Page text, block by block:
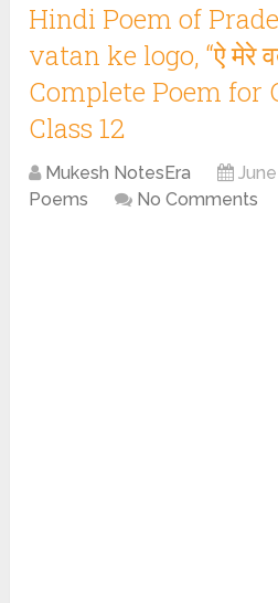
Hindi Poem of
vatan ke logo, “ऐ मेरे
Complete Poem for
Class 12
Mukesh NotesEra
Poems
No Comments